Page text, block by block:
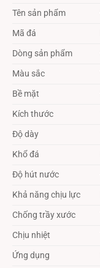
Tên sản phẩm
Mã đá
Dòng sản phẩm
Màu sắc
Bề mặt
Kích thước
Độ dày
Khổ đá
Độ hút nước
Khả năng chịu lực
Chống trầy xước
Chịu nhiệt
Ứng dụng